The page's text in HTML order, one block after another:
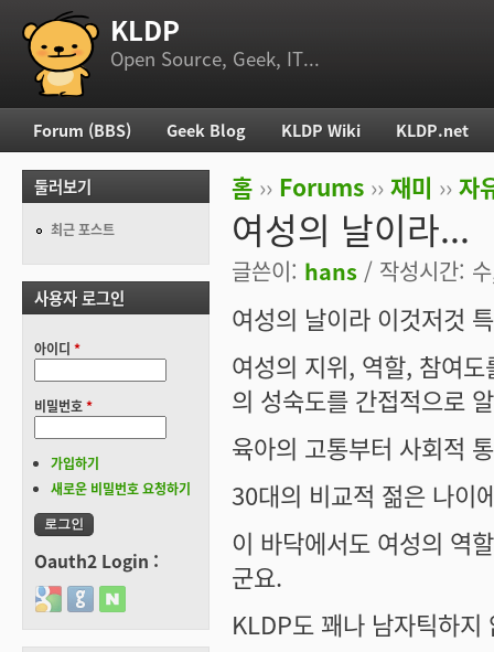
부 메뉴 KLDP
Open Source, Geek, IT...
현재 위치
홈 ›› Forums ›› 재미 ›› 자
여성의 날이라...
글쓴이: hans / 작성시간:
여성의 날이라 이것저것
여성의 지위, 역할, 참여
의 성숙도를 간접적으로
육아의 고통부터 사회적
30대의 비교적 젊은 나이
이 바닥에서도 여성의 역
군요.
KLDP도 꽤나 남자틱하지
주 메뉴
Forum (BBS) Geek Blog KLDP Wiki KLDP.net
둘러보기
최근 포스트
사용자 로그인
아이디 *
비밀번호*
가입하기
새로운 비밀번호 요청하기
Oauth2 Login :
Login with Google
Login with GitHub
Login with Naver